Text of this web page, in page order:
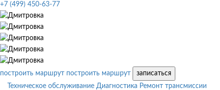
+7 (499) 450-63-77
построить маршрут построить маршрут
записаться
Техническое обслуживание Диагностика Ремонт трансмиссии